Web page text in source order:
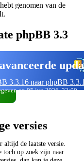
genomen van de
phpBB 3.3
3.3.16 naar phpBB
op 05 jun 2026, 23:00
versies
altijd de laatste versie.
toch op zoek zijn naar